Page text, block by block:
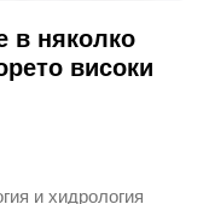
в няколко
високи
и хидрология